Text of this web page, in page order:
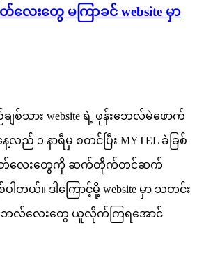
လေးတွေ မကြာခင် website မှာ
ျစ်သား website ရဲ့ ဖုန်းဘေလ်မဲဖောက်
လည် ၁ နာရီမှ စတင်ပြီး MYTEL ခဲခြစ်
နံပါတ်လေးတွေကို ဆက်တိုက်တင်ဆက်
ပါတယ်။ ဒါကြောင့်မို့ website မှာ သတင်း
ဘေလ်လေးတွေ ယူလိုက်ကြရအောင်